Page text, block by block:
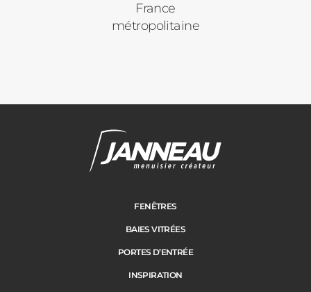
Pergolas
Cloture
Suivant
Adresse des travaux
Code Postal des travaux
France
métropolitaine
FENÊTRES
BAIES VITRÉES
PORTES D’ENTRÉE
INSPIRATION